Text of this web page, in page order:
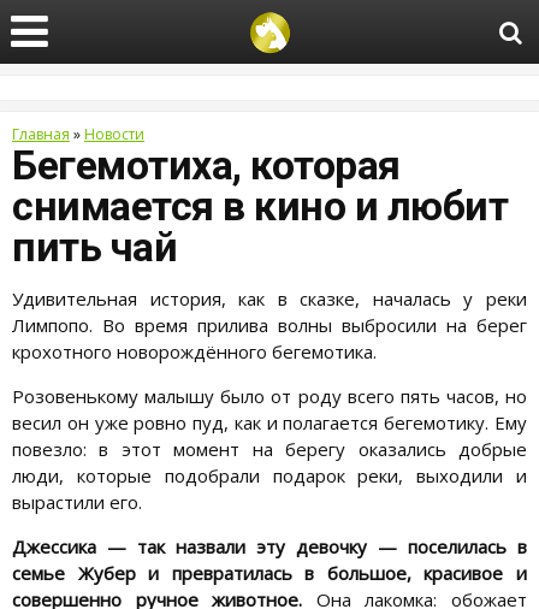
Главная »Новости
Бегемотиха, которая
снимается в кино и любит
пить чай
Удивительная история, как в сказке, началась у реки
Лимпопо. Во время прилива волны выбросили на берег
крохотного новорождённого бегемотика.
Розовенькому малышу было от роду всего пять часов, но
весил он уже ровно пуд, как и полагается бегемотику. Ему
повезло: в этот момент на берегу оказались добрые
люди, которые подобрали подарок реки, выходили и
вырастили его.
Джессика — так назвали эту девочку — поселилась в
семье Жубер и превратилась в большое, красивое и
совершенно ручное животное. Она лакомка: обожает